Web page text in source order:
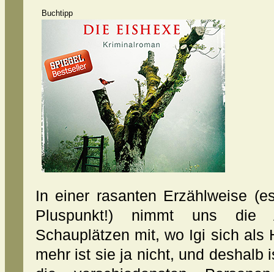
Buchtipp
In einer rasanten Erzählweise
Pluspunkt!) nimmt uns die
Schauplätzen mit, wo Igi sich als
mehr ist sie ja nicht, und deshalb